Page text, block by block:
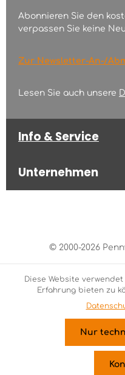
Abonnieren Sie den
verpassen Sie keine
Zur Newsletter-An-/
Lesen Sie auch unsere
Info & Service
Unternehmen
© 2000-2026
Diese Website
Erfahrung bieten zu
Nur